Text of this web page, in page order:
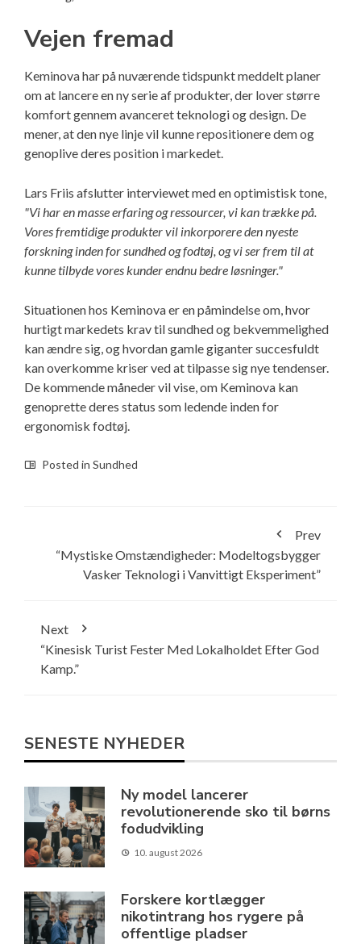
Vejen fremad
Keminova har på nuværende tidspunkt meddelt planer
om at lancere en ny serie af produkter, der lover større
komfort gennem avanceret teknologi og design. De
mener, at den nye linje vil kunne repositionere dem og
genoplive deres position i markedet.
Lars Friis afslutter interviewet med en optimistisk tone,
"Vi har en masse erfaring og ressourcer, vi kan trække på.
Vores fremtidige produkter vil inkorporere den nyeste
forskning inden for sundhed og fodtøj, og vi ser frem til at
kunne tilbyde vores kunder endnu bedre løsninger."
Situationen hos Keminova er en påmindelse om, hvor
hurtigt markedets krav til sundhed og bekvemmelighed
kan ændre sig, og hvordan gamle giganter succesfuldt
kan overkomme kriser ved at tilpasse sig nye tendenser.
De kommende måneder vil vise, om Keminova kan
genoprette deres status som ledende inden for
ergonomisk fodtøj.
Posted in Sundhed
Prev
“Mystiske Omstændigheder: Modeltogsbygger
Vasker Teknologi i Vanvittigt Eksperiment”
Next
“Kinesisk Turist Fester Med Lokalholdet Efter God
Kamp.”
SENESTE NYHEDER
Ny model lancerer
revolutionerende sko til børns
fodudvikling
10. august 2026
Forskere kortlægger
nikotintrang hos rygere på
offentlige pladser